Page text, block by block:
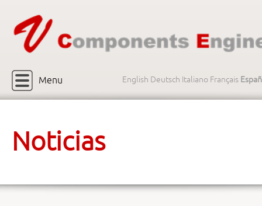
Menu English Deutsch Italiano Français
Noticias